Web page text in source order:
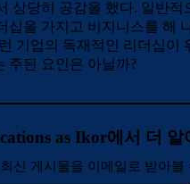
상당히 공감을 했다. 일반적
십을 가지고 비지니스를 해
기업의 독재적인 리더십이
주된 요인은 아닐까?
as Ikor에서 더 알
신 게시물을 이메일로 받아볼